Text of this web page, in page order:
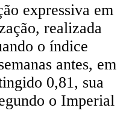
expressiva em
realizada
o índice
antes, em
0,81, sua
o Imperial